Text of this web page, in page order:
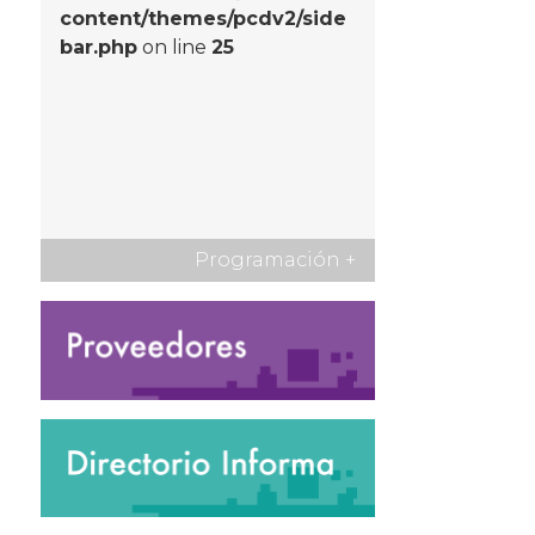
content/themes/pcdv2/side
bar.php on line25
Programación +